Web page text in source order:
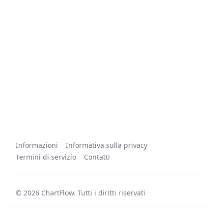
Informazioni
Informativa sulla privacy
Termini di servizio
Contatti
© 2026 ChartFlow. Tutti i diritti riservati